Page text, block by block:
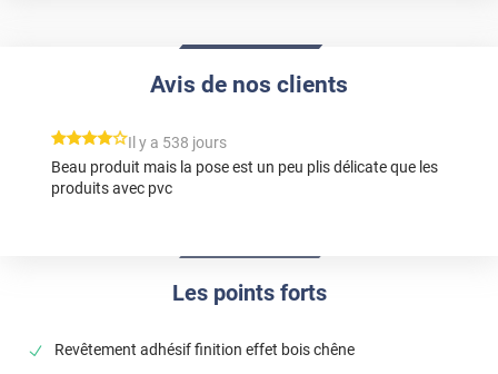
Les points forts
Revêtement adhésif finition effet bois chêne
Avis de nos clients
*****Il y a 538 jours
Beau produit mais la pose est un peu plis délicate que les
produits avec pvc